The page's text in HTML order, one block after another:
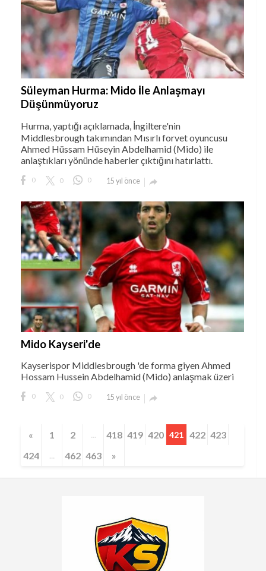
Süleyman Hurma: Mido İle Anlaşmayı
Düşünmüyoruz
Hurma, yaptığı açıklamada, İngiltere'nin
Middlesbrough takımından Mısırlı forvet oyuncusu
Ahmed Hüssam Hüseyin Abdelhamid (Mido) ile
anlaştıkları yönünde haberler çıktığını hatırlattı.
0 0 0 15 yıl önce 
Mido Kayseri'de
Kayserispor Middlesbrough 'de forma giyen Ahmed
Hossam Hussein Abdelhamid (Mido) anlaşmak üzeri
0 0 0 15 yıl önce 
« 1 2 ... 418 419 420 421 422 423
424
... 462 463 »